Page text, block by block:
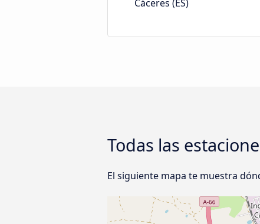
Cáceres‎‎ (ES)
Todas las
El siguiente mapa te muestra